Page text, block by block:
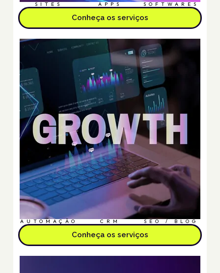
SITES APPS SOFTWARES
Conheça os serviços
AUTOMAÇÃO CRM SEO / BLOG
Conheça os serviços